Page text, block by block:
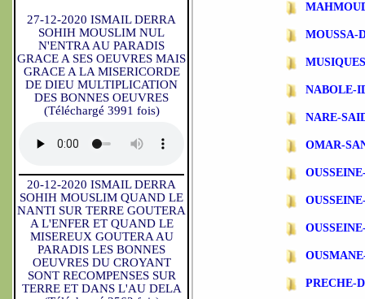
27-12-2020 ISMAIL DERRA
SOHIH MOUSLIM NUL
N'ENTRA AU PARADIS
GRACE A SES OEUVRES MAIS
GRACE A LA MISERICORDE
DE DIEU MULTIPLICATION
DES BONNES OEUVRES
(Téléchargé 3991 fois)
20-12-2020 ISMAIL DERRA
SOHIH MOUSLIM QUAND LE
NANTI SUR TERRE GOUTERA
A L'ENFER ET QUAND LE
MISEREUX GOUTERA AU
PARADIS LES BONNES
OEUVRES DU CROYANT
SONT RECOMPENSES SUR
TERRE ET DANS L'AU DELA
MOUSSA-
NABOLE-
NARE-
OMAR-
PRECHE-